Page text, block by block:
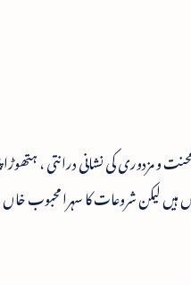
کی نشانی درانتی ، ہتھوڑا
ہیں لیکن شروعات کا سہرا محبوب